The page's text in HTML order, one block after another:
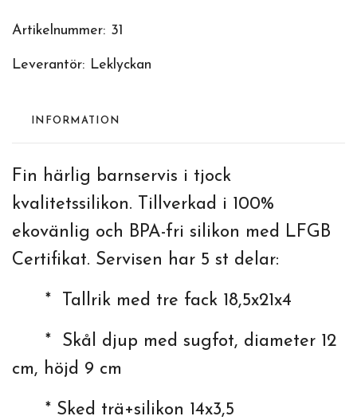
Artikelnummer: 31
Leverantör: Leklyckan
INFORMATION
Fin härlig barnservis i tjock
kvalitetssilikon. Tillverkad i 100%
ekovänlig och BPA-fri silikon med LFGB
Certifikat. Servisen har 5 st delar:
* Tallrik med tre fack 18,5x21x4
* Skål djup med sugfot, diameter 12
cm, höjd 9 cm
* Sked trä+silikon 14x3,5